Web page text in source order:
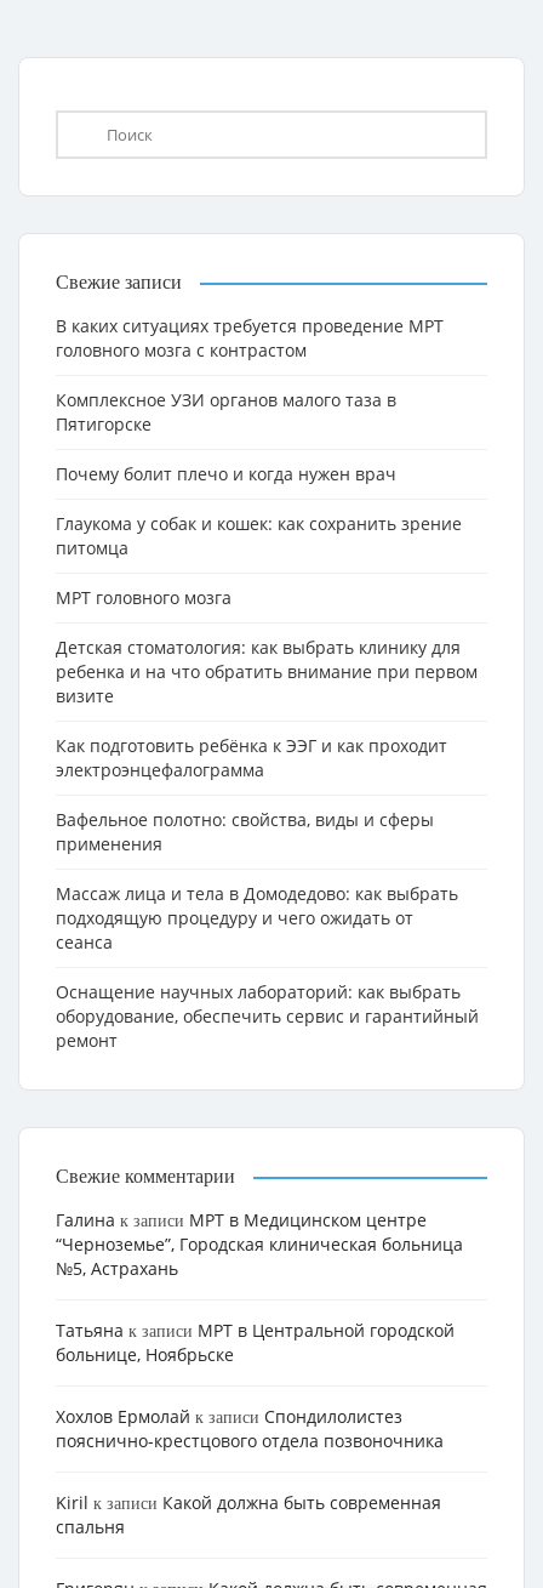
Свежие записи
В каких ситуациях требуется проведение МРТ
головного мозга с контрастом
Комплексное УЗИ органов малого таза в
Пятигорске
Почему болит плечо и когда нужен врач
Глаукома у собак и кошек: как сохранить зрение
питомца
МРТ головного мозга
Детская стоматология: как выбрать клинику для
ребенка и на что обратить внимание при первом
визите
Как подготовить ребёнка к ЭЭГ и как проходит
электроэнцефалограмма
Вафельное полотно: свойства, виды и сферы
применения
Массаж лица и тела в Домодедово: как выбрать
подходящую процедуру и чего ожидать от
сеанса
Оснащение научных лабораторий: как выбрать
оборудование, обеспечить сервис и гарантийный
ремонт
Свежие комментарии
Галина к записи МРТ в Медицинском центре
“Черноземье”, Городская клиническая больница
№5, Астрахань
Татьяна к записи МРТ в Центральной городской
больнице, Ноябрьске
Хохлов Ермолай к записи Cпондилолистез
пояснично-крестцового отдела позвоночника
Kiril к записи Какой должна быть современная
спальня